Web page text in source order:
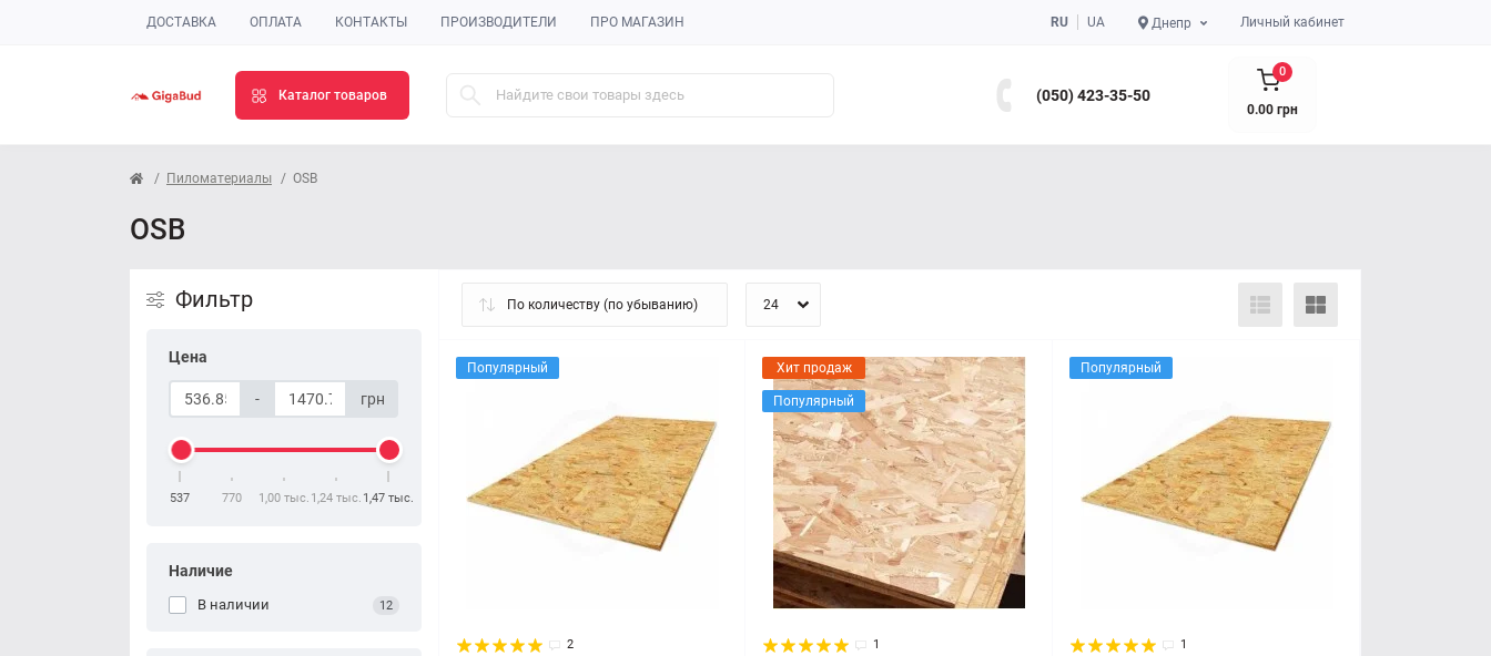
ДОСТАВКА ОПЛАТА КОНТАКТЫ ПРОИЗВОДИТЕЛИ ПРО МАГАЗИН RU UA Днепр Личный кабинет
Каталог товаров (050) 423-35-50
0
0.00 грн
Пиломатериалы OSB
OSB
Фильтр
Цена
- грн
537 770 1,00 тыс. 1,24 тыс. 1,47 тыс.
Наличие
В наличии 12
Популярный
2
Хит продаж
Популярный
1
Популярный
1